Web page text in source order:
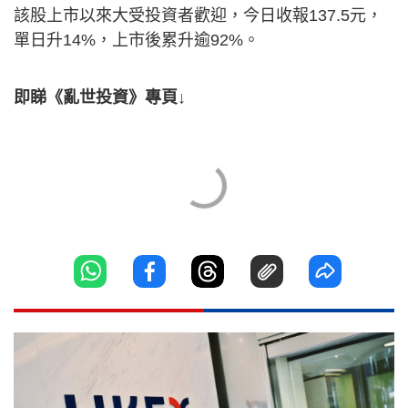
該股上市以來大受投資者歡迎，今日收報137.5元，
單日升14%，上市後累升逾92%。
即睇《亂世投資》專頁↓